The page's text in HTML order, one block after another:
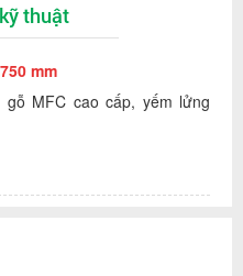
thuật
mm
MFC cao cấp, yếm lửng